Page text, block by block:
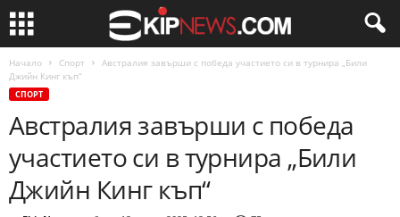
Начало Спорт
Австралия завърши с победа участието си в турнира „Били
Джийн Кинг къп“
СПОРТ
Австралия завърши с победа
участието си в турнира „Били
Джийн Кинг къп“